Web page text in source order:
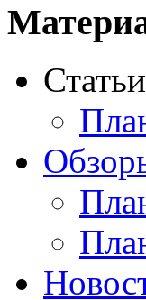
Acme
Ainol
Altinet
Amber
Ampe
Статьи